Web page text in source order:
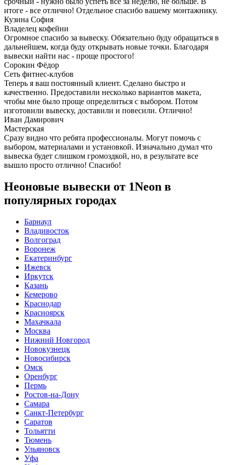
итоге - все отлично! Отдельное спасибо вашему монтажнику.
Кузина София
Владелец кофейни
Огромное спасибо за вывеску. Обязательно буду обращаться в
дальнейшем, когда буду открывать новые точки. Благодаря
вывески найти нас - проще простого!
Сорокин Фёдор
Сеть фитнес-клубов
Теперь я ваш постоянный клиент. Сделано быстро и
качественно. Предоставили несколько вариантов макета,
чтобы мне было проще определиться с выбором. Потом
изготовили вывеску, доставили и повесили. Отлично!
Иван Дамирович
Мастерская
Сразу видно что ребята профессионалы. Могут помочь с
выбором, материалами и установкой. Изначально думал что
вывеска будет слишком громоздкой, но, в результате все
вышло просто отлично! Спасибо!
Неоновые вывески от 1Neon в
популярных городах
Барнаул
Владивосток
Волгоград
Воронеж
Екатеринбург
Ижевск
Иркутск
Казань
Кемерово
Краснодар
Красноярск
Махачкала
Москва
Нижний Новгород
Новокузнецк
Новосибирск
Омск
Оренбург
Пермь
Ростов-на-Дону
Самара
Санкт-Петербург
Саратов
Тольятти
Тюмень
Ульяновск
Уфа